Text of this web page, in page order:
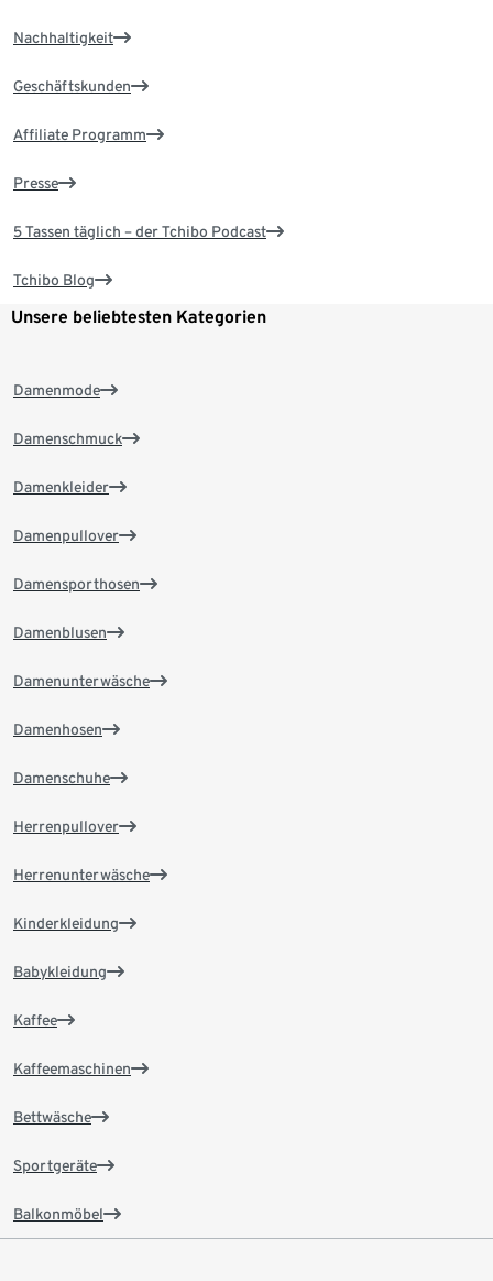
Nachhaltigkeit
Geschäftskunden
Affiliate Programm
Presse
5 Tassen täglich – der Tchibo Podcast
Tchibo Blog
Unsere beliebtesten Kategorien
Damenmode
Damenschmuck
Damenkleider
Damenpullover
Damensporthosen
Damenblusen
Damenunterwäsche
Damenhosen
Damenschuhe
Herrenpullover
Herrenunterwäsche
Kinderkleidung
Babykleidung
Kaffee
Kaffeemaschinen
Bettwäsche
Sportgeräte
Balkonmöbel